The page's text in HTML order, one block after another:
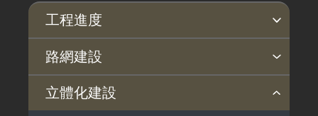
工程進度
各計畫進度
路網建設
規劃中
施工中
近年完成之重大建設
立體化建設